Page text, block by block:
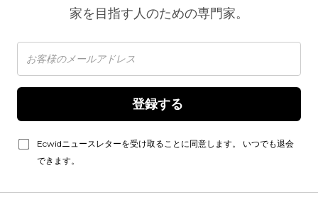
家を目指す人のための専門家。
Ecwidニュースレターを受け取ることに同意します。 いつでも退会
できます。